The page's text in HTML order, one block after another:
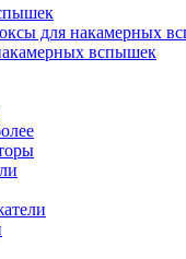
для накамерных
вспышек